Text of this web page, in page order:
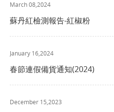
March 08,2024
蘇丹紅檢測報告-紅椒粉
January 16,2024
春節連假備貨通知(2024)
December 15,2023